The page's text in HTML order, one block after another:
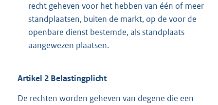
recht geheven voor het hebben van één of meer
standplaatsen, buiten de markt, op de voor de
openbare dienst bestemde, als standplaats
aangewezen plaatsen.
Artikel 2 Belastingplicht
De rechten worden geheven van degene die een